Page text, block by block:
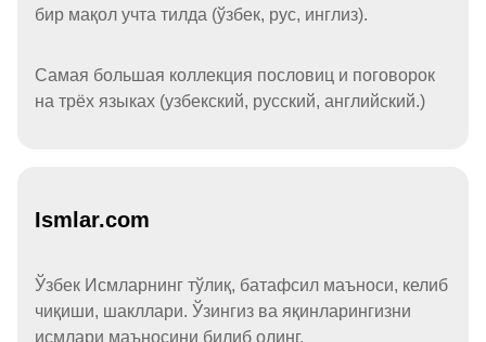
бир мақол учта тилда (ўзбек, рус, инглиз).
Самая большая коллекция пословиц и поговорок
на трёх языках (узбекский, русский, английский.)
Ismlar.com
Ўзбек Исмларнинг тўлиқ, батафсил маъноси, келиб
чиқиши, шакллари. Ўзингиз ва яқинларингизни
исмлари маъносини билиб олинг.